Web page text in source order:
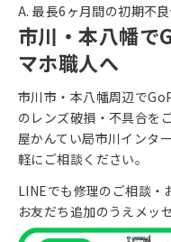
A. 最長6ヶ月間の初期不
市川・本八幡で
マホ職人へ
市川市・本八幡周辺で
のレンズ破損・不具合を
屋かんてい局市川インタ
軽にご相談ください。
LINEでも修理のご相談・
お友だち追加のうえメッ